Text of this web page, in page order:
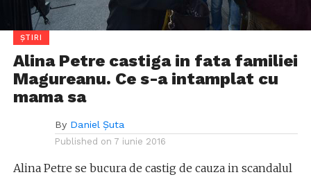
ȘTIRI
Alina Petre castiga in fata familiei
Magureanu. Ce s-a intamplat cu
mama sa
By Daniel Șuta
Published on 7 iunie 2016
Alina Petre se bucura de castig de cauza in scandalul